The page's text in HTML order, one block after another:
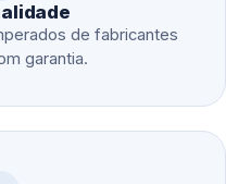
de fabricantes
garantia.